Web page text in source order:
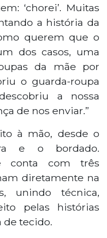
‘chorei’. Muitas
a história da
querem que o
dos casos, uma
da mãe por
o guarda-roupa
a nossa
de nos enviar.”
à mão, desde o
e o bordado.
conta com três
diretamente na
unindo técnica,
pelas histórias
tecido.